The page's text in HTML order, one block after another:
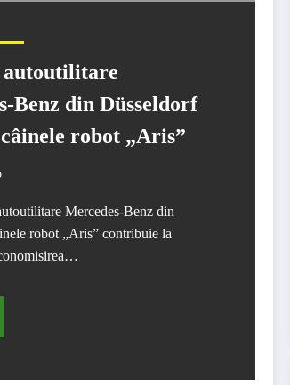
autoutilitare
Benz din Düsseldorf
robot „Aris”
Mercedes-Benz din
robot „Aris” contribuie la